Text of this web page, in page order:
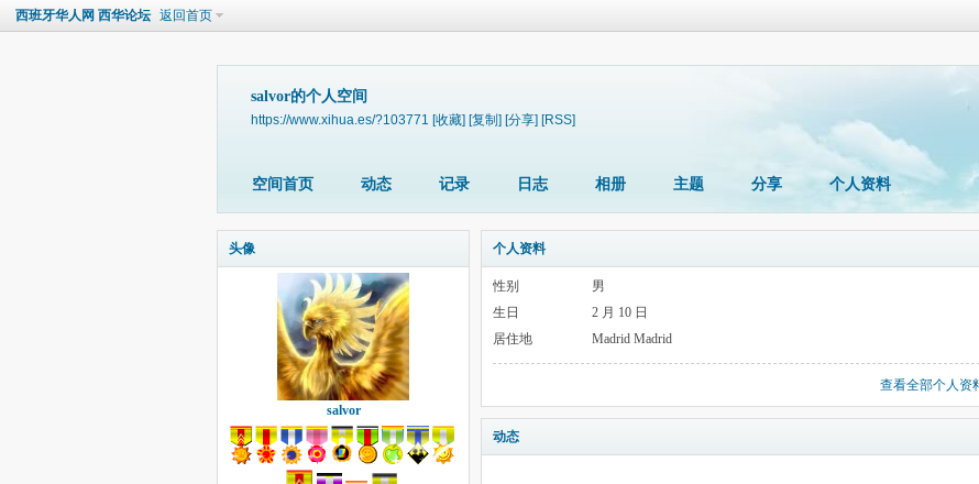
西班牙华人网 西华论坛 返回首页
salvor的个人空间
https://www.xihua.es/?103771 [收藏] [复制] [分享] [RSS]
空间首页 动态 记录 日志 相册 主题 分享 个人资料
头像
salvor
个人资料
性别
男
生日
2 月 10 日
居住地
Madrid Madrid
查看全部个人资
动态